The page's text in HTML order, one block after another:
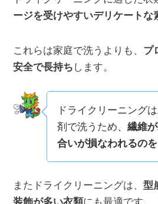
ージを受けやすいデリケートな
これらは家庭で洗うよりも、 プ
安全で長持ち します。
ドライクリーニング
剤で洗うため、繊維
合いが損なわれるの
またドライクリーニングは、型